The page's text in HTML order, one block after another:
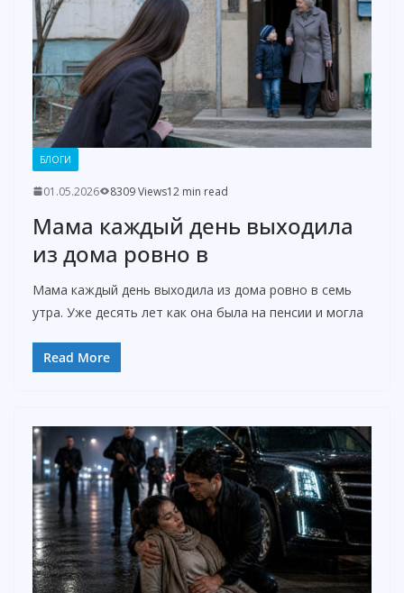
БЛОГИ
01.05.2026 8309 Views12 min read
Мама каждый день выходила
из дома ровно в
Мама каждый день выходила из дома ровно в семь
утра. Уже десять лет как она была на пенсии и могла
Read More